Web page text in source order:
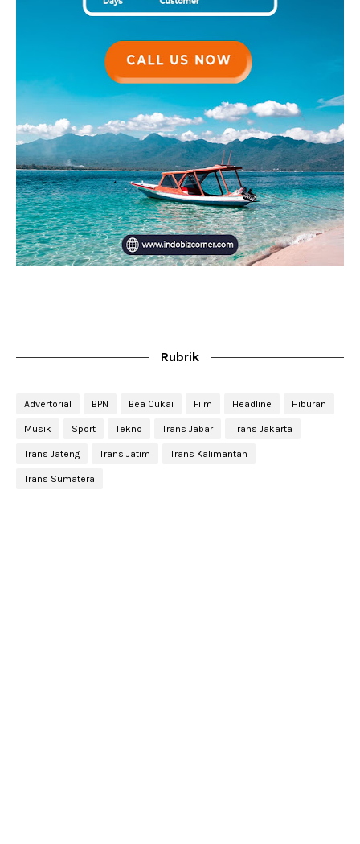
Rubrik
Advertorial BPN Bea Cukai Film Headline Hiburan
Musik Sport Tekno Trans Jabar Trans Jakarta
Trans Jateng Trans Jatim Trans Kalimantan
Trans Sumatera